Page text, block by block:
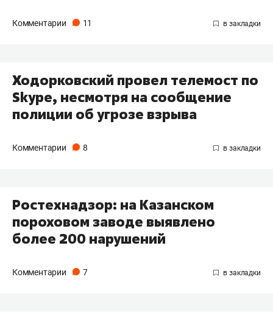
Комментарии 11
Ходорковский провел телемост по
Skype, несмотря на сообщение
полиции об угрозе взрыва
Комментарии 8
Ростехнадзор: на Казанском
пороховом заводе выявлено
более 200 нарушений
Комментарии 7